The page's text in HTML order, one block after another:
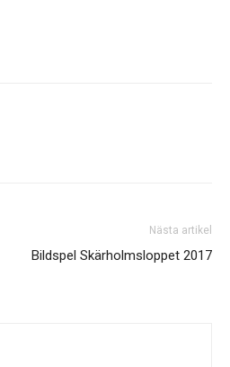
Nästa artikel
Bildspel Skärholmsloppet 2017